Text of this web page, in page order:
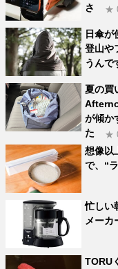
さ
★
日傘が
登山や
うんで
夏の買
が傾か
た
★
想像以
で、“
忙しい
メーカ
TORU